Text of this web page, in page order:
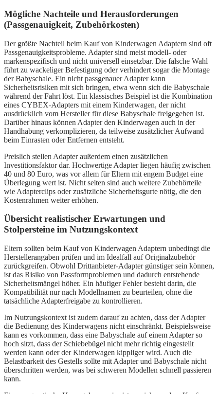
Mögliche Nachteile und Herausforderungen
(Passgenauigkeit, Zubehörkosten)
Der größte Nachteil beim Kauf von Kinderwagen Adaptern sind oft
Passgenauigkeitsprobleme. Adapter sind meist modell- oder
markenspezifisch und nicht universell einsetzbar. Die falsche Wahl
führt zu wackeliger Befestigung oder verhindert sogar die Montage
der Babyschale. Ein nicht passgenauer Adapter kann
Sicherheitsrisiken mit sich bringen, etwa wenn sich die Babyschale
während der Fahrt löst. Ein klassisches Beispiel ist die Kombination
eines CYBEX-Adapters mit einem Kinderwagen, der nicht
ausdrücklich vom Hersteller für diese Babyschale freigegeben ist.
Darüber hinaus können Adapter den Kinderwagen auch in der
Handhabung verkomplizieren, da teilweise zusätzlicher Aufwand
beim Einrasten oder Entfernen entsteht.
Preislich stellen Adapter außerdem einen zusätzlichen
Investitionsfaktor dar. Hochwertige Adapter liegen häufig zwischen
40 und 80 Euro, was vor allem für Eltern mit engem Budget eine
Überlegung wert ist. Nicht selten sind auch weitere Zubehörteile
wie Adapterclips oder zusätzliche Sicherheitsgurte nötig, die den
Kostenrahmen weiter erhöhen.
Übersicht realistischer Erwartungen und
Stolpersteine im Nutzungskontext
Eltern sollten beim Kauf von Kinderwagen Adaptern unbedingt die
Herstellerangaben prüfen und im Idealfall auf Originalzubehör
zurückgreifen. Obwohl Drittanbieter-Adapter günstiger sein können,
ist das Risiko von Passformproblemen und dadurch entstehende
Sicherheitsmängel höher. Ein häufiger Fehler besteht darin, die
Kompatibilität nur nach Modellnamen zu beurteilen, ohne die
tatsächliche Adapterfreigabe zu kontrollieren.
Im Nutzungskontext ist zudem darauf zu achten, dass der Adapter
die Bedienung des Kinderwagens nicht einschränkt. Beispielsweise
kann es vorkommen, dass eine Babyschale auf einem Adapter so
hoch sitzt, dass der Schiebebügel nicht mehr richtig eingestellt
werden kann oder der Kinderwagen kippliger wird. Auch die
Belastbarkeit des Gestells sollte mit Adapter und Babyschale nicht
überschritten werden, was bei schweren Modellen schnell passieren
kann.